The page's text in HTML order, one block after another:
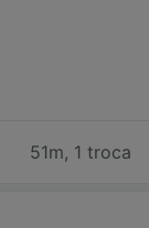
51m, 1 troca